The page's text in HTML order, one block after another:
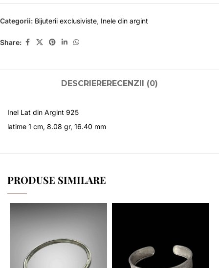
Categorii: Bijuterii exclusiviste Inele din argint
Share:
DESCRIERERECENZII (0)
Inel Lat din Argint 925
latime 1 cm, 8.08 gr, 16.40 mm
PRODUSE SIMILARE